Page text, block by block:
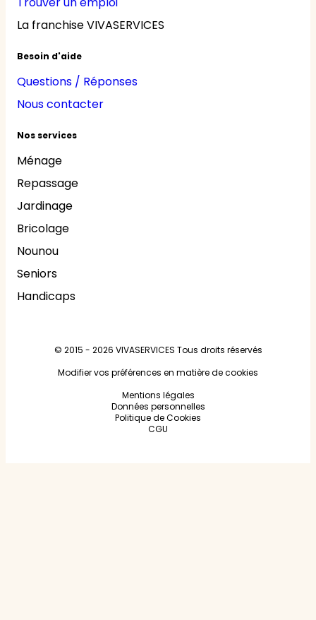
La franchise VIVASERVICES
Besoin d'aide
Questions / Réponses
Nous contacter
Nos services
Ménage
Repassage
Jardinage
Bricolage
Nounou
Seniors
Handicaps
© 2015 - 2026 VIVASERVICES Tous droits réservés
Modifier vos préférences en matière de cookies
Mentions légales
Données personnelles
Politique de Cookies
CGU